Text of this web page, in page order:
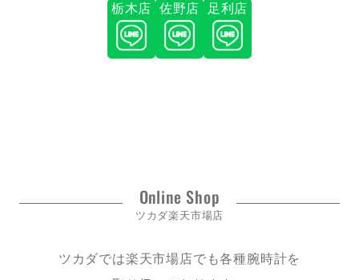
栃木店 佐野店 足利店
Online Shop
ツカダ楽天市場店
ツカダでは楽天市場店でも各種腕時計を